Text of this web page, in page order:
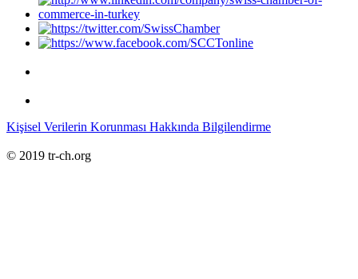
Kişisel Verilerin Korunması Hakkında Bilgilendirme
© 2019 tr-ch.org